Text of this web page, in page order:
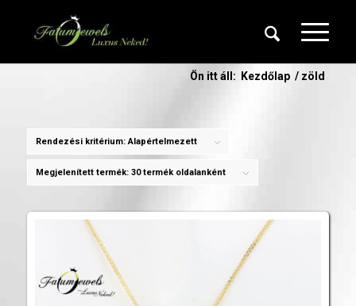
Ön itt áll: Kezdőlap / zöld
Rendezési kritérium:Alapértelmezett
Megjelenített termék: 30 termék oldalanként